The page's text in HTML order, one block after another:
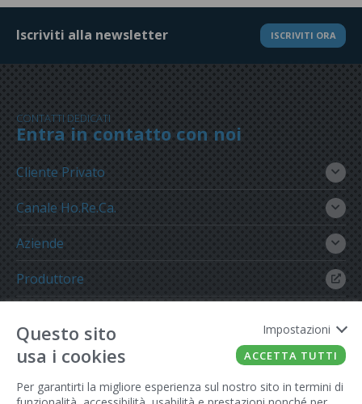
Iscriviti alla newsletter ISCRIVITI ORA
CONTATTI DEDICATI
Entra in contatto con noi
Cliente Privato
Canale Ho.Re.Ca.
Aziende
Produttore
Questo sito
usa i cookies
Per garantirti la migliore esperienza sul nostro sito in termini di
Impostazioni
ACCETTA TUTTI